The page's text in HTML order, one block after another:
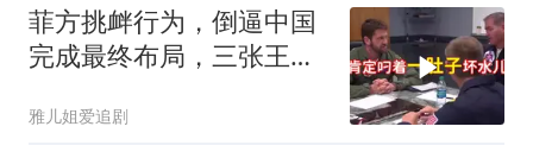
菲方挑衅行为，倒逼中国
完成最终布局，三张王牌
雅儿姐爱追剧